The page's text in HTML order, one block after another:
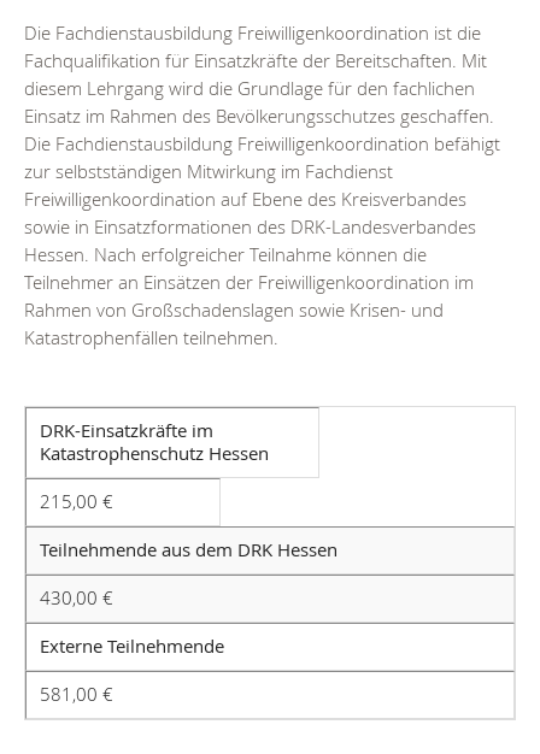
Die Fachdienstausbildung Freiwilligenkoordination ist die
Fachqualifikation für Einsatzkräfte der Bereitschaften. Mit
diesem Lehrgang wird die Grundlage für den fachlichen
Einsatz im Rahmen des Bevölkerungsschutzes geschaffen.
Die Fachdienstausbildung Freiwilligenkoordination befähigt
zur selbstständigen Mitwirkung im Fachdienst
Freiwilligenkoordination auf Ebene des Kreisverbandes
sowie in Einsatzformationen des DRK-Landesverbandes
Hessen. Nach erfolgreicher Teilnahme können die
Teilnehmer an Einsätzen der Freiwilligenkoordination im
Rahmen von Großschadenslagen sowie Krisen- und
Katastrophenfällen teilnehmen.
DRK-Einsatzkräfte im
Katastrophenschutz Hessen
215,00 €
Teilnehmende aus dem DRK Hessen
430,00 €
Externe Teilnehmende
581,00 €